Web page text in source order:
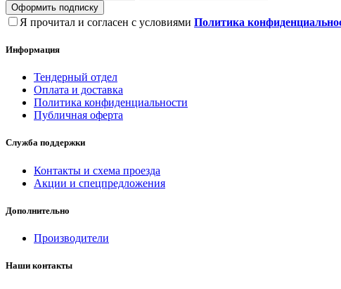
Оформить подписку
Я прочитал и согласен с условиями Политика
Информация
Тендерный отдел
Оплата и доставка
Политика конфиденциальности
Публичная оферта
Служба поддержки
Контакты и схема проезда
Акции и спецпредложения
Дополнительно
Производители
Наши контакты